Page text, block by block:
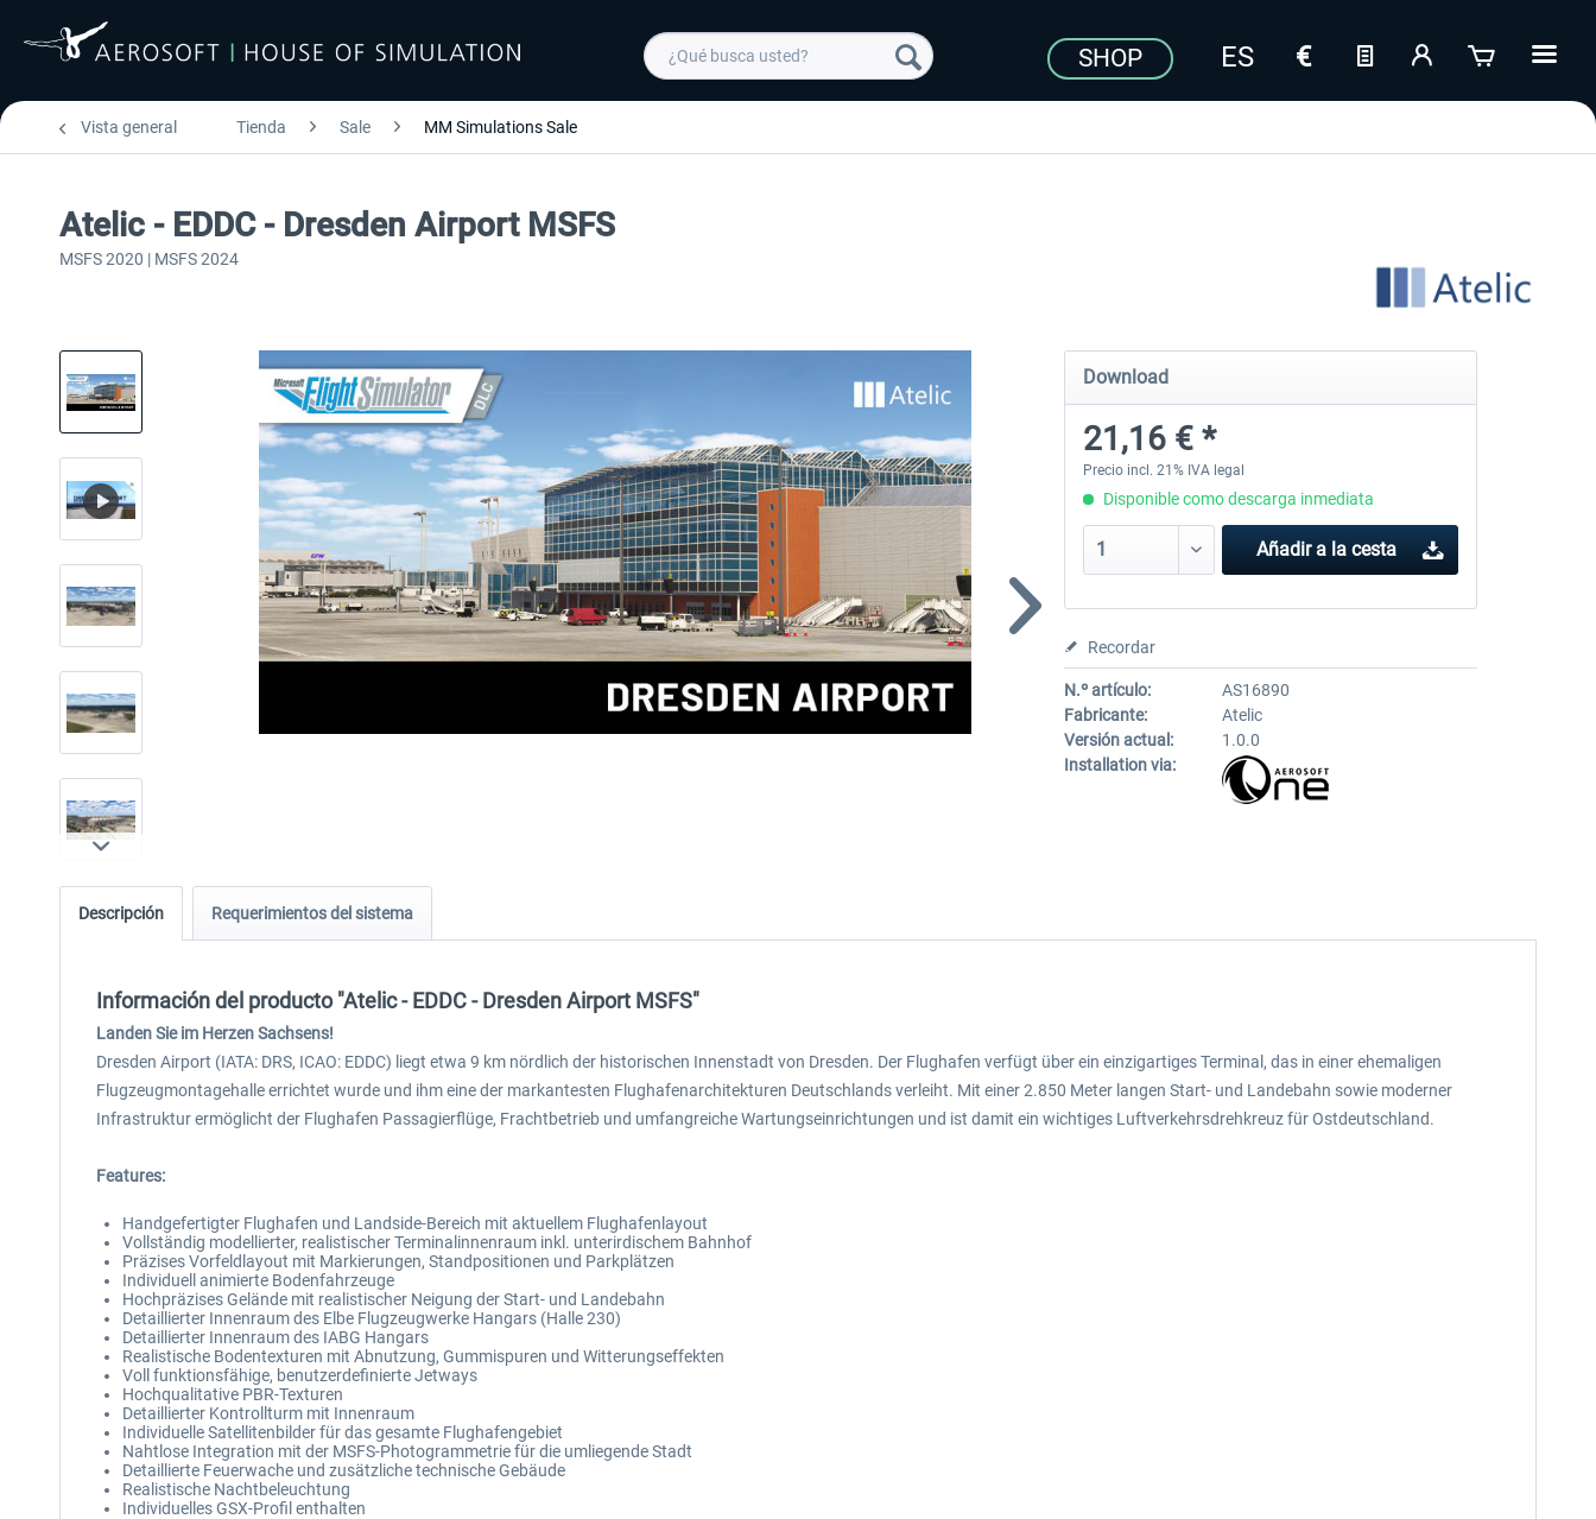
SHOP
Vista general Tienda Sale MM Simulations Sale
Atelic - EDDC - Dresden Airport MSFS
MSFS 2020 | MSFS 2024
Download
21,16 € *
Precio incl. 21% IVA legal
Disponible como descarga inmediata
Añadir a la cesta
Recordar
N.º artículo:
AS16890
Fabricante:
Atelic
Versión actual:
1.0.0
Installation via:
Descripción Requerimientos del sistema
Información del producto "Atelic - EDDC - Dresden Airport MSFS"
Landen Sie im Herzen Sachsens!
Dresden Airport (IATA: DRS, ICAO: EDDC) liegt etwa 9 km nördlich der historischen Innenstadt von Dresden. Der Flughafen verfügt über ein einzigartiges Terminal, das in einer ehemaligen
Flugzeugmontagehalle errichtet wurde und ihm eine der markantesten Flughafenarchitekturen Deutschlands verleiht. Mit einer 2.850 Meter langen Start- und Landebahn sowie moderner
Infrastruktur ermöglicht der Flughafen Passagierflüge, Frachtbetrieb und umfangreiche Wartungseinrichtungen und ist damit ein wichtiges Luftverkehrsdrehkreuz für Ostdeutschland.
Features:
Handgefertigter Flughafen und Landside-Bereich mit aktuellem Flughafenlayout
Vollständig modellierter, realistischer Terminalinnenraum inkl. unterirdischem Bahnhof
Präzises Vorfeldlayout mit Markierungen, Standpositionen und Parkplätzen
Individuell animierte Bodenfahrzeuge
Hochpräzises Gelände mit realistischer Neigung der Start- und Landebahn
Detaillierter Innenraum des Elbe Flugzeugwerke Hangars (Halle 230)
Detaillierter Innenraum des IABG Hangars
Realistische Bodentexturen mit Abnutzung, Gummispuren und Witterungseffekten
Voll funktionsfähige, benutzerdefinierte Jetways
Hochqualitative PBR-Texturen
Detaillierter Kontrollturm mit Innenraum
Individuelle Satellitenbilder für das gesamte Flughafengebiet
Nahtlose Integration mit der MSFS-Photogrammetrie für die umliegende Stadt
Detaillierte Feuerwache und zusätzliche technische Gebäude
Realistische Nachtbeleuchtung
Individuelles GSX-Profil enthalten